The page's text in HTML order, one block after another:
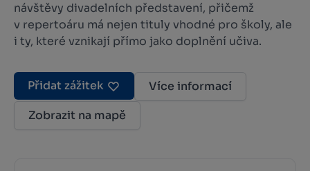
návštěvy divadelních představení, přičemž
v repertoáru má nejen tituly vhodné pro školy, ale
i ty, které vznikají přímo jako doplnění učiva.
Přidat zážitek
Více informací
Zobrazit na mapě